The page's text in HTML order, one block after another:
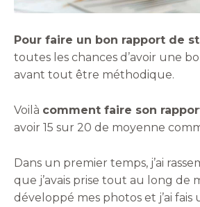
Pour faire un bon rapport de
toutes les chances d’avoir une
avant tout être méthodique.
Voilà comment faire son
avoir 15 sur 20 de moyenne
Dans un premier temps, j’ai
que j’avais prise tout au long de
développé mes photos et j’ai